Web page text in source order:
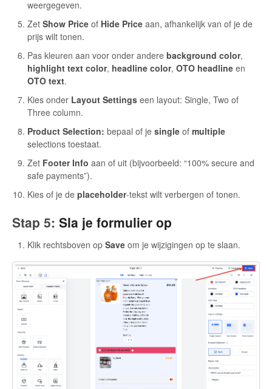
weergegeven.
Zet Show Price of Hide Price aan, afhankelijk van of je de
prijs wilt tonen.
Pas kleuren aan voor onder andere background color,
highlight text color, headline color, OTO headline en
OTO text.
Kies onder Layout Settings een layout: Single, Two of
Three column.
Product Selection: bepaal of je single of multiple
selections toestaat.
Zet Footer Info aan of uit (bijvoorbeeld: “100% secure and
safe payments”).
Kies of je de placeholder-tekst wilt verbergen of tonen.
Stap 5: Sla je formulier op
Klik rechtsboven op Save om je wijzigingen op te slaan.